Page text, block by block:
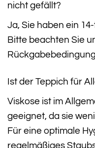
nicht gefällt?
Ja, Sie haben ein
Bitte beachten Sie
Ist der Teppich für
Viskose ist im
geeignet, da sie
Für eine optimale
regelmäßiges